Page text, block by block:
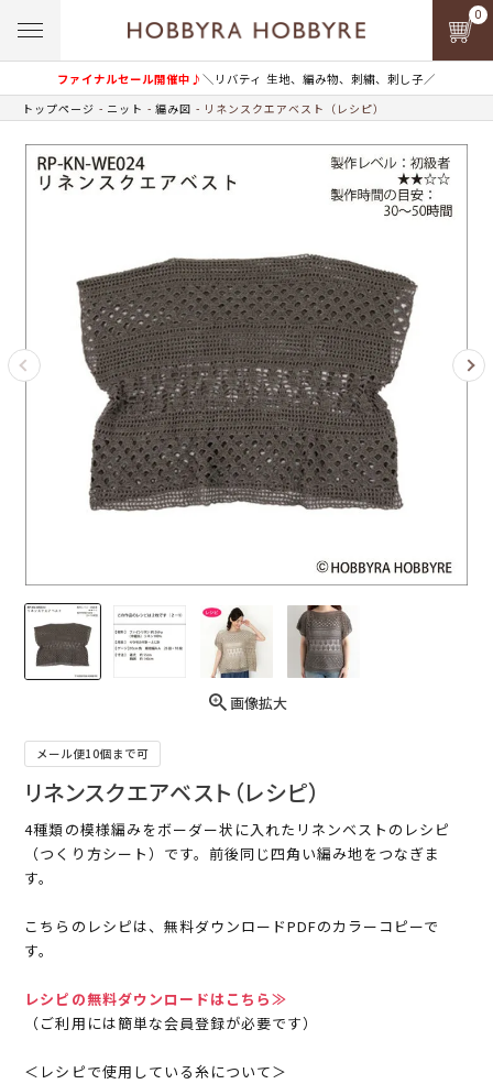
ファイナルセール開催中♪＼リバティ 生地、編み物、刺繍、刺し子／
0
トップページ ニット 編み図 リネンスクエアベスト（レシピ）
画像拡大
メール便10個まで可
リネンスクエアベスト（レシピ）
4種類の模様編みをボーダー状に入れたリネンベストのレシピ
（つくり方シート）です。前後同じ四角い編み地をつなぎま
す。
こちらのレシピは、無料ダウンロードPDFのカラーコピーで
す。
レシピの無料ダウンロードはこちら≫
（ご利用には簡単な会員登録が必要です）
＜レシピで使用している糸について＞